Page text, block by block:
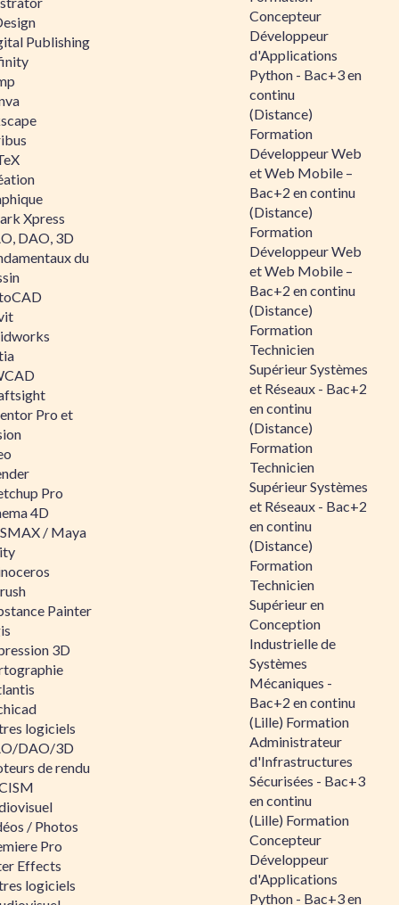
Publishing
Xpress
DAO, 3D
du
Pro et
Pro
4D
/ Maya
Painter
3D
logiciels
DAO/3D
de rendu
/ Photos
Pro
Effects
logiciels
Concepteur
Développeur
d'Applications
Python - Bac+3 en
continu
(Distance)
Formation
Développeur Web
et Web Mobile –
Bac+2 en continu
(Distance)
Formation
Développeur Web
et Web Mobile –
Bac+2 en continu
(Distance)
Formation
Technicien
Supérieur Systèmes
et Réseaux - Bac+2
en continu
(Distance)
Formation
Technicien
Supérieur Systèmes
et Réseaux - Bac+2
en continu
(Distance)
Formation
Technicien
Supérieur en
Conception
Industrielle de
Systèmes
Mécaniques -
Bac+2 en continu
(Lille) Formation
Administrateur
d'Infrastructures
Sécurisées - Bac+3
en continu
(Lille) Formation
Concepteur
Développeur
d'Applications
Python - Bac+3 en